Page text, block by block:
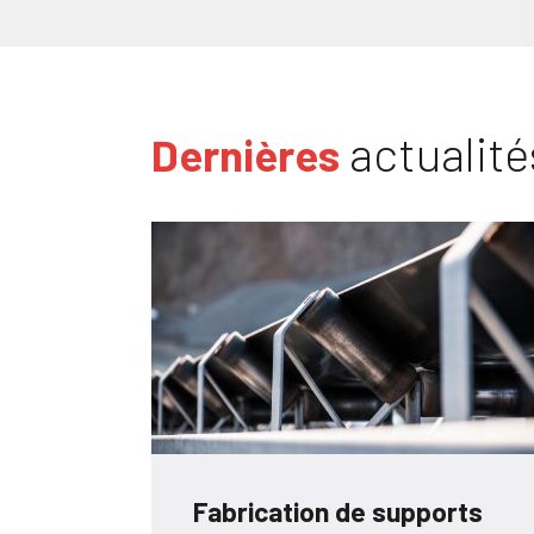
Dernières
Fabrication de supports